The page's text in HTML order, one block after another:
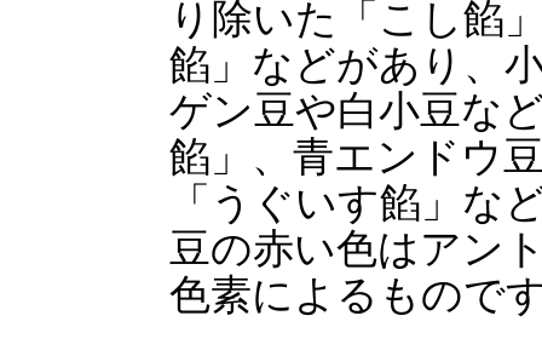
り除いた「こし餡
餡」などがあり、
ゲン豆や白小豆な
餡」、青エンドウ
「うぐいす餡」な
豆の赤い色はアン
色素によるもので